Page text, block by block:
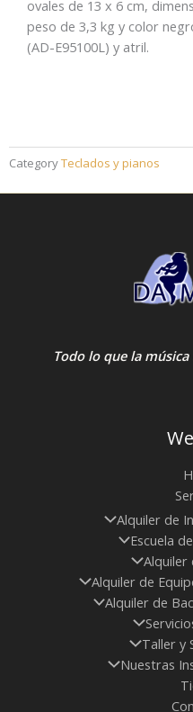
ovales de 13 x 6 cm,
peso de 3,3 kg y color
(AD-E95100L) y atril.
CategoryTeclados y pianos
Todo lo que la
Alquiler de
Escuela
Alquiler
Alquiler de
Alquiler de
Taller y
Nuestras